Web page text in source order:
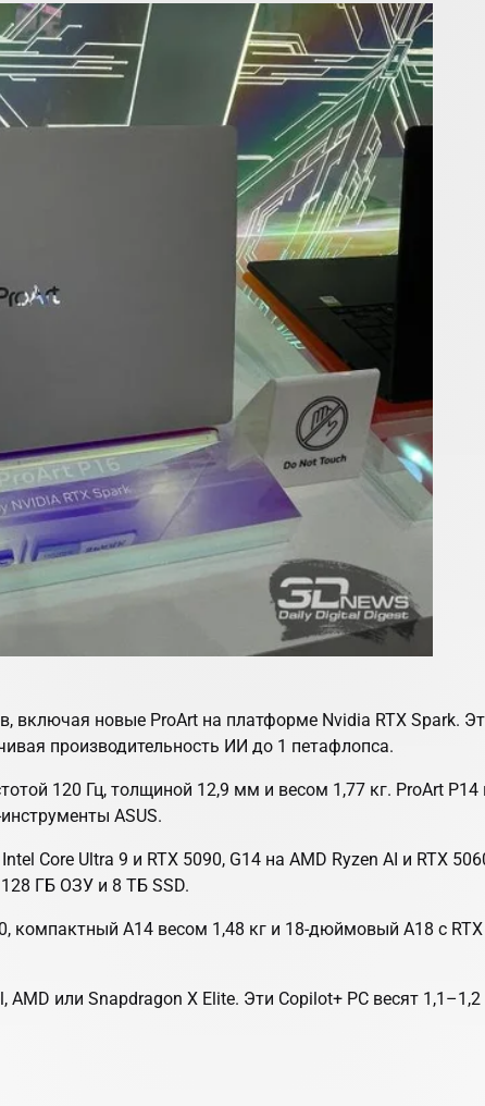
включая новые ProArt на платформе Nvidia RTX Spark.
производительность ИИ до 1 петафлопса.
120 Гц, толщиной 12,9 мм и весом 1,77 кг. ProArt
ASUS.
Core Ultra 9 и RTX 5090, G14 на AMD Ryzen AI и RTX
ГБ ОЗУ и 8 ТБ SSD.
компактный A14 весом 1,48 кг и 18-дюймовый A18 с
или Snapdragon X Elite. Эти Copilot+ PC весят